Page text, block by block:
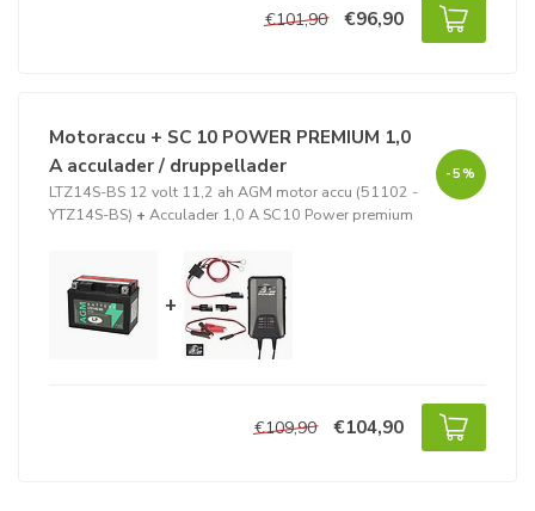
€101,90 €96,90
Motoraccu + SC 10 POWER PREMIUM 1,0
A acculader / druppellader
LTZ14S-BS 12 volt 11,2 ah AGM motor accu (51102 -
YTZ14S-BS) + Acculader 1,0 A SC10 Power premium
-5%
+
€109,90 €104,90